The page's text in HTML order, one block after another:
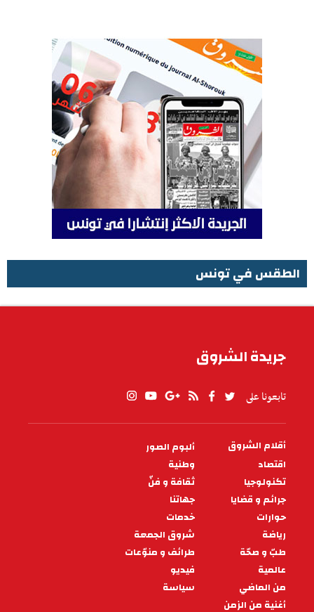
الطقس في تونس
جريدة الشروق
تابعونا على
PIED
DE
PAGE
أقلام الشروق
ألبوم الصور
اقتصاد
وطنية
تكنولوجيا
ثقافة و فنّ
جرائم و قضايا
جهاتنا
حوارات
خدمات
رياضة
شروق الجمعة
طبّ و صحّة
طرائف و منوّعات
عالمية
فيديو
من الماضي
سياسة
أغنية من الزمن